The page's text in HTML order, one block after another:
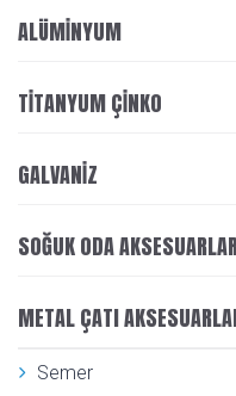
ALÜMINYUM
TITANYUM ÇINKO
GALVANIZ
SOĞUK ODA
METAL ÇATI
Semer